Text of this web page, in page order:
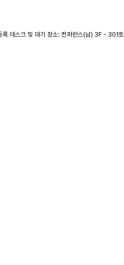
록 데스크 및 대기 장소: 컨퍼런스(남) 3F - 301호